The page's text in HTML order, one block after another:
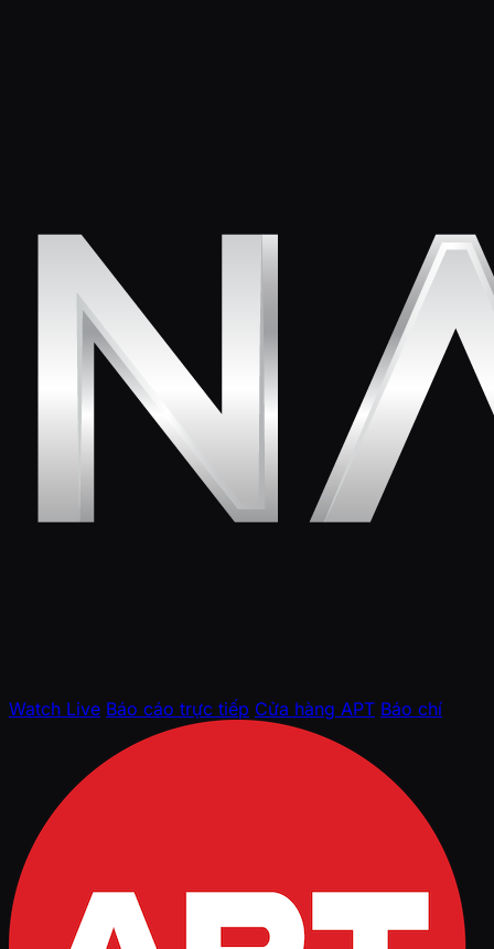
Watch Live Báo cáo trực tiếp Cửa hàng APT Báo chí